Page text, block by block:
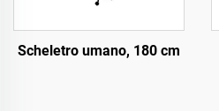
Scheletro umano, 180 cm